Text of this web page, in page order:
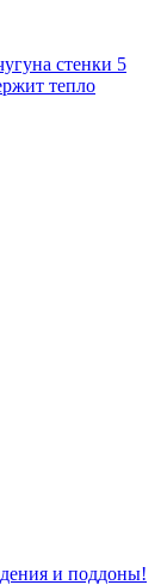
стенки 5
тепло
и поддоны!